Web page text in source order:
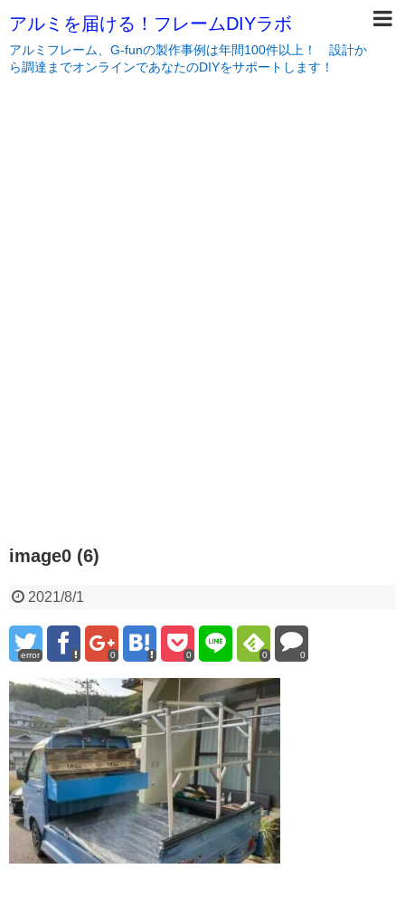
アルミを届ける！フレームDIYラボ
アルミフレーム、G-funの製作事例は年間100件以上！ 設計か
ら調達までオンラインであなたのDIYをサポートします！
image0 (6)
2021/8/1
error 0 0 0 0